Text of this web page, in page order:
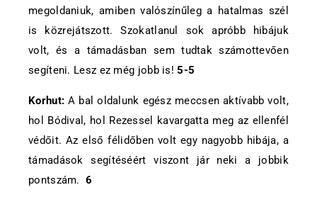
megoldaniuk, amiben valószínűleg a hatalmas szél
is közrejátszott. Szokatlanul sok apróbb hibájuk
volt, és a támadásban sem tudtak számottevően
segíteni. Lesz ez még jobb is!5-5
Korhut:A bal oldalunk egész meccsen aktívabb volt,
hol Bódival, hol Rezessel kavargatta meg az ellenfél
védőit. Az első félidőben volt egy nagyobb hibája, a
támadások segítéséért viszont jár neki a jobbik
pontszám. 6